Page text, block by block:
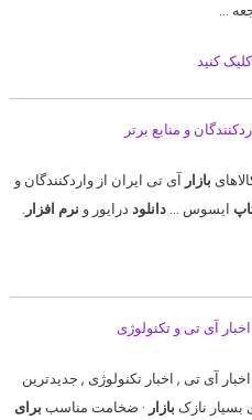
…
کلیک کنید
و منابع برتر
بازار آی تی ایران از واردکنندگان و
ایسوس … دانلود درایور و نرم افزار.
آی تی و تکنولوژی
آی تی , اخبار تکنولوژی , جدیدترین
نازک بازار · ضخامت مناسب برای